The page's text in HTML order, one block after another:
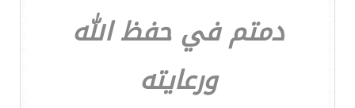
دمتم في حفظ الله
ورعايته